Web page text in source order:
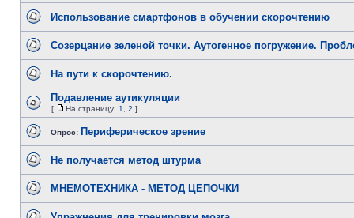
Использование смартфонов в обучении скорочтению
Созерцание зеленой точки. Аутогенное погружение.
На пути к скорочтению.
Подавление аутикуляции
[ На страницу: 1 2 ]
Опрос: Периферическое зрение
Не получается метод штурма
МНЕМОТЕХНИКА - МЕТОД ЦЕПОЧКИ